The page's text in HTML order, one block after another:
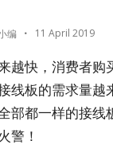
编 11 April 2019
越快，消费者购
线板的需求量越
部都一样的接线
警！